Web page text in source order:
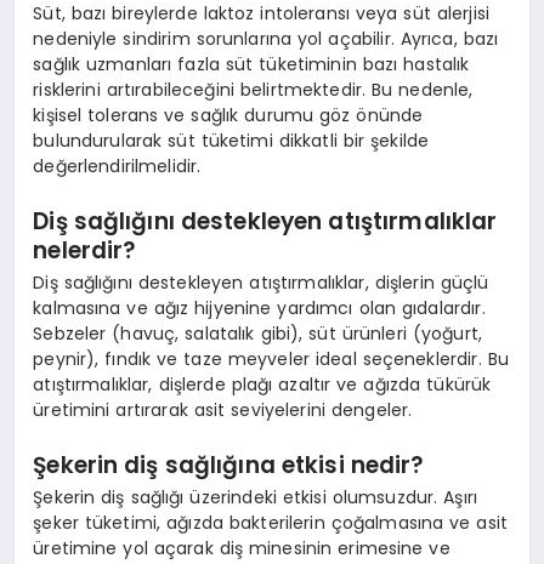
Süt, bazı bireylerde laktoz intoleransı veya süt alerjisi
nedeniyle sindirim sorunlarına yol açabilir. Ayrıca, bazı
sağlık uzmanları fazla süt tüketiminin bazı hastalık
risklerini artırabileceğini belirtmektedir. Bu nedenle,
kişisel tolerans ve sağlık durumu göz önünde
bulundurularak süt tüketimi dikkatli bir şekilde
değerlendirilmelidir.
Diş sağlığını destekleyen atıştırmalıklar
nelerdir?
Diş sağlığını destekleyen atıştırmalıklar, dişlerin güçlü
kalmasına ve ağız hijyenine yardımcı olan gıdalardır.
Sebzeler (havuç, salatalık gibi), süt ürünleri (yoğurt,
peynir), fındık ve taze meyveler ideal seçeneklerdir. Bu
atıştırmalıklar, dişlerde plağı azaltır ve ağızda tükürük
üretimini artırarak asit seviyelerini dengeler.
Şekerin diş sağlığına etkisi nedir?
Şekerin diş sağlığı üzerindeki etkisi olumsuzdur. Aşırı
şeker tüketimi, ağızda bakterilerin çoğalmasına ve asit
üretimine yol açarak diş minesinin erimesine ve